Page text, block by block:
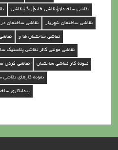
ر
نقاشی ساختمان|نقاشی خانه|رنگ|نقاشی
نقاشی ساختمان در نقاشی ساختمان شهریار
نقاشی ساختمان ها و
نقاشی مولتی کالر نقاشی پلاستیک
نقاشی کردن نمونه کار نقاشی ساختمان
نمونه کارهای نقاشی
پیمانکاری